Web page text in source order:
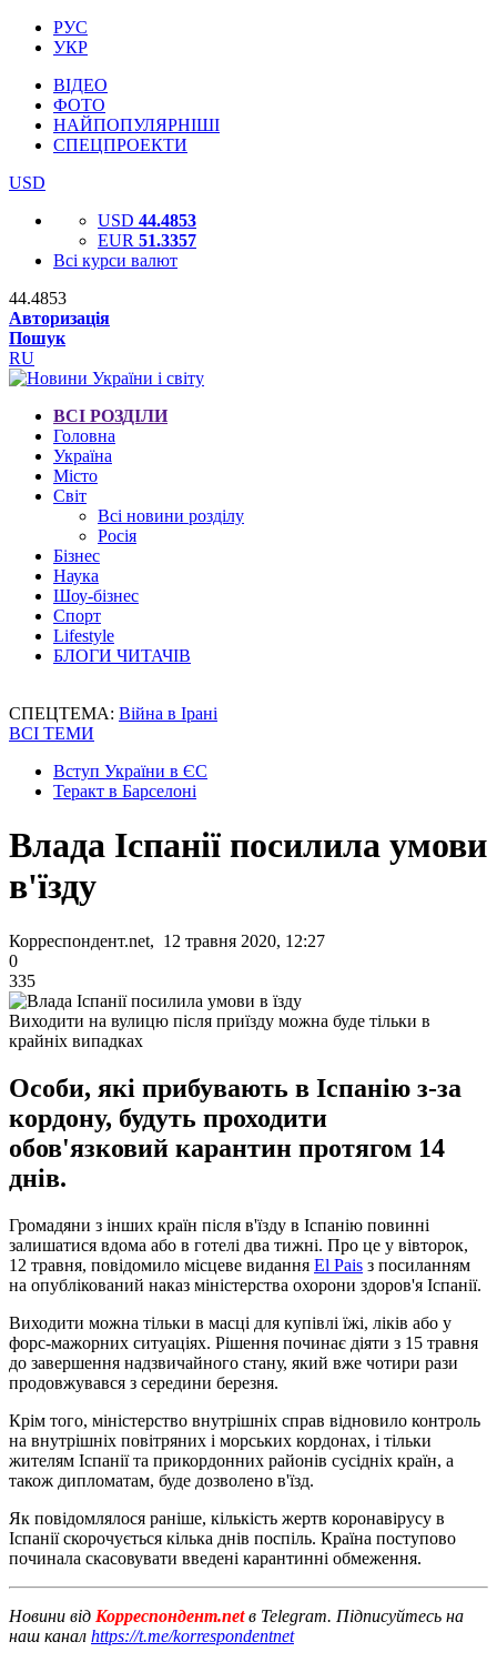
РУС
УКР
ВІДЕО
ФОТО
НАЙПОПУЛЯРНІШІ
СПЕЦПРОЕКТИ
USD
USD 44.4853
EUR 51.3357
Всі курси валют
44.4853
Авторизація
Пошук
RU
ВСІ РОЗДІЛИ
Головна
Україна
Місто
Світ
Всі новини розділу
Росія
Бізнес
Наука
Шоу-бізнес
Спорт
Lifestyle
БЛОГИ ЧИТАЧІВ
СПЕЦТЕМА: Війна в Ірані
ВСІ ТЕМИ
Вступ України в ЄС
Теракт в Барселоні
Влада Іспанії посилила умови
в'їзду
Корреспондент.net, 12 травня 2020, 12:27
0
335
Виходити на вулицю після приїзду можна буде тільки в
крайніх випадках
Особи, які прибувають в Іспанію з-за
кордону, будуть проходити
обов'язковий карантин протягом 14
днів.
Громадяни з інших країн після в'їзду в Іспанію повинні
залишатися вдома або в готелі два тижні. Про це у вівторок,
12 травня, повідомило місцеве видання El Pais з посиланням
на опублікований наказ міністерства охорони здоров'я Іспанії.
Виходити можна тільки в масці для купівлі їжі, ліків або у
форс-мажорних ситуаціях. Рішення починає діяти з 15 травня
до завершення надзвичайного стану, який вже чотири рази
продовжувався з середини березня.
Крім того, міністерство внутрішніх справ відновило контроль
на внутрішніх повітряних і морських кордонах, і тільки
жителям Іспанії та прикордонних районів сусідніх країн, а
також дипломатам, буде дозволено в'їзд.
Як повідомлялося раніше, кількість жертв коронавірусу в
Іспанії скорочується кілька днів поспіль. Країна поступово
починала скасовувати введені карантинні обмеження.
Новини від Корреспондент.netв Telegram. Підписуйтесь на
наш канал https://t.me/korrespondentnet